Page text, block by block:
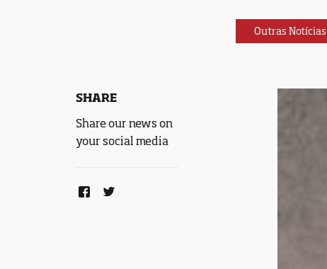
Outras Notícias
SHARE
Share our news on
your social media